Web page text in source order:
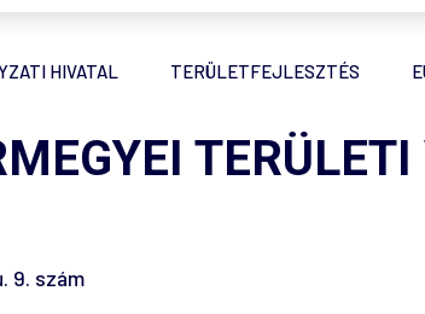
HIVATAL TERÜLETFEJLESZTÉS
9. szám